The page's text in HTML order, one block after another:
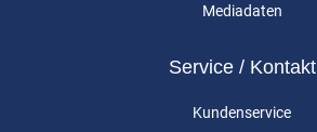
Mediadaten
Service / Kontakt
Kundenservice